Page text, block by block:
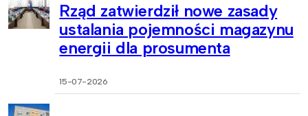
Rząd zatwierdził nowe zasady
ustalania pojemności magazynu
energii dla prosumenta
15-07-2026